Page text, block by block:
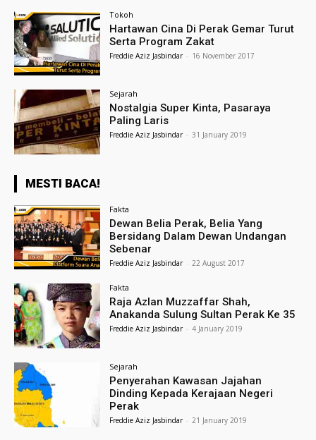
Tokoh
Hartawan Cina Di Perak Gemar Turut
Serta Program Zakat
Freddie Aziz Jasbindar - 16 November 2017
Sejarah
Nostalgia Super Kinta, Pasaraya
Paling Laris
Freddie Aziz Jasbindar - 31 January 2019
MESTI BACA!
Fakta
Dewan Belia Perak, Belia Yang
Bersidang Dalam Dewan Undangan
Sebenar
Freddie Aziz Jasbindar - 22 August 2017
Fakta
Raja Azlan Muzzaffar Shah,
Anakanda Sulung Sultan Perak Ke 35
Freddie Aziz Jasbindar - 4 January 2019
Sejarah
Penyerahan Kawasan Jajahan
Dinding Kepada Kerajaan Negeri
Perak
Freddie Aziz Jasbindar - 21 January 2019